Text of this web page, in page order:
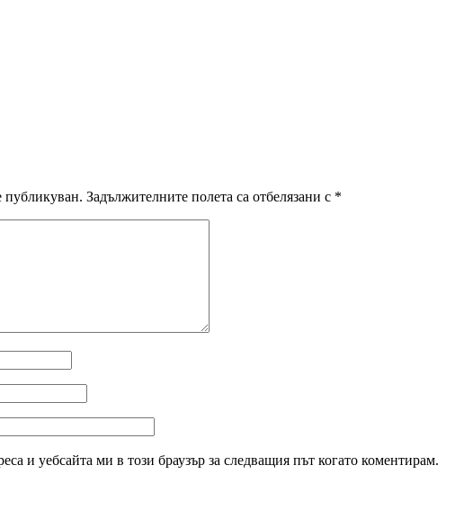
публикуван. Задължителните полета са отбелязани с *
и уебсайта ми в този браузър за следващия път когато коментирам.